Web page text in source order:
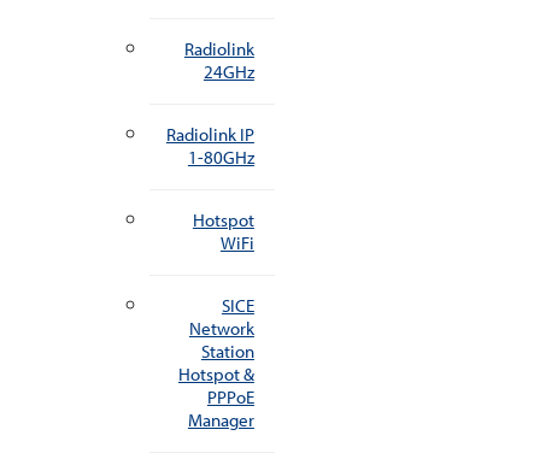
Radiolink
24GHz
Radiolink IP
1-80GHz
Hotspot
WiFi
SICE
Network
Station
Hotspot &
PPPoE
Manager